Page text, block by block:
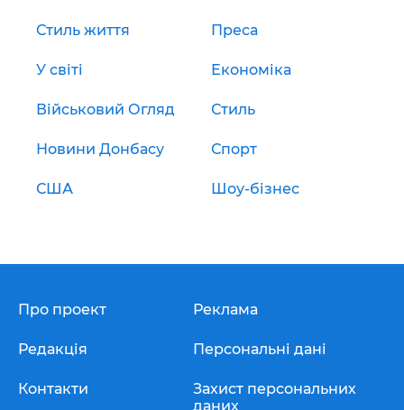
Стиль життя Преса
У світі Економіка
Військовий Огляд Стиль
Новини Донбасу Спорт
США Шоу-бізнес
Про проект
Редакція
Контакти
Реклама
Персональні дані
Захист персональних
даних